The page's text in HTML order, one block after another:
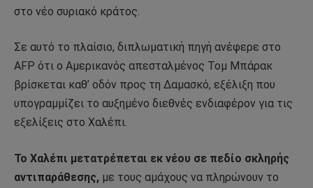
στο νέο συριακό κράτος.
Σε αυτό το πλαίσιο, διπλωματική πηγή ανέφερε στο
AFP ότι ο Αμερικανός απεσταλμένος Τομ Μπάρακ
βρίσκεται καθ’ οδόν προς τη Δαμασκό, εξέλιξη που
υπογραμμίζει το αυξημένο διεθνές ενδιαφέρον για τις
εξελίξεις στο Χαλέπι.
Το Χαλέπι μετατρέπεται εκ νέου σε πεδίο σκληρής
αντιπαράθεσης, με τους αμάχους να πληρώνουν το